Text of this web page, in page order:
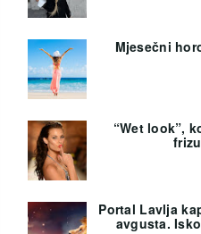
Mjesečni
“Wet look”,
Portal Lavlja
avgusta.